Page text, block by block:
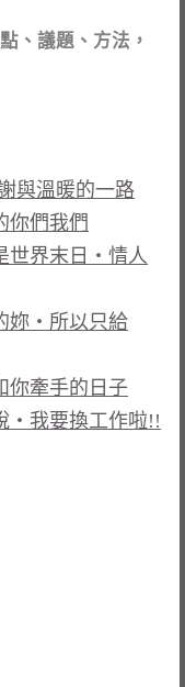
、議題、方法，
與溫暖的一路
你們我們
世界末日‧情人
妳‧所以只給
你牽手的日子
‧我要換工作啦!!